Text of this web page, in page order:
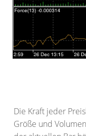
Die Kraft jeder
Größe und